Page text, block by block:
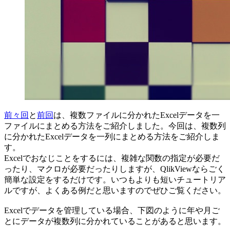
前々回 と前回 は、複数ファイルに分かれたExcelデータを一
ファイルにまとめる方法をご紹介しました。今回は、複数列
に分かれたExcelデータを一列にまとめる方法をご紹介しま
す。
Excelでおなじことをするには、複雑な関数の指定が必要だ
ったり、マクロが必要だったりしますが、QlikViewならごく
簡単な設定をするだけです。いつもよりも短いチュートリア
ルですが、よくある例だと思いますのでぜひご覧ください。
Excelでデータを管理している場合、下図のように年や月ご
とにデータが複数列に分かれていることがあると思います。